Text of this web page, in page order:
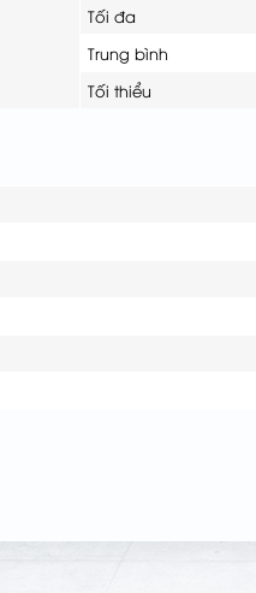
Tối đa
Trung bình
Tối thiểu